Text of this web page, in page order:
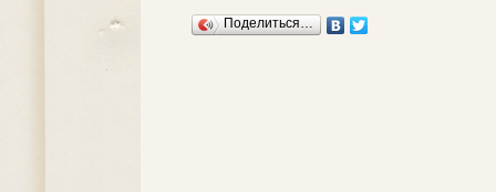
Поделиться…